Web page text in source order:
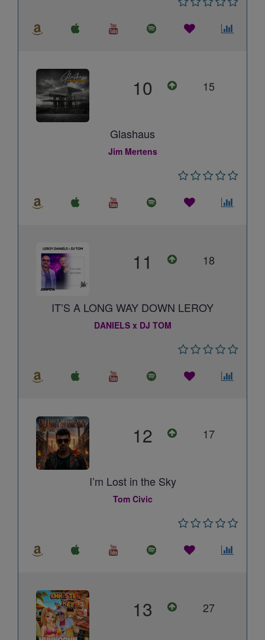
10 15
Glashaus
Jim Mertens
11 18
IT’S A LONG WAY DOWN LEROY
DANIELS x DJ TOM
12 17
I’m Lost in the Sky
Tom Civic
13 27